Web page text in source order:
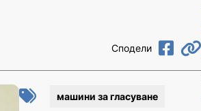
Сподели
машини за гласуване